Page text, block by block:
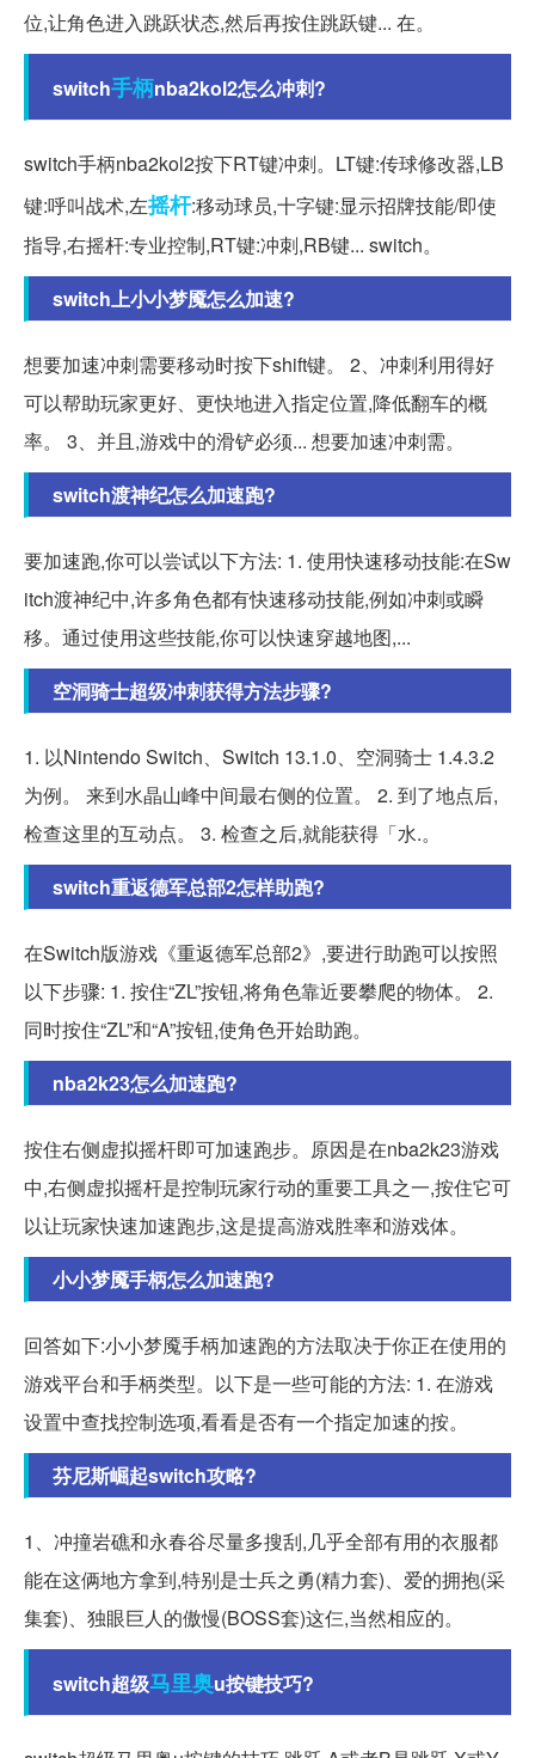
位,让角色进入跳跃状态,然后再按住跳跃键... 在。
switch手柄nba2kol2怎么冲刺?
switch手柄nba2kol2按下RT键冲刺。LT键:传球修改器,LB
键:呼叫战术,左摇杆:移动球员,十字键:显示招牌技能/即使
指导,右摇杆:专业控制,RT键:冲刺,RB键... switch。
switch上小小梦魇怎么加速?
想要加速冲刺需要移动时按下shift键。 2、冲刺利用得好
可以帮助玩家更好、更快地进入指定位置,降低翻车的概
率。 3、并且,游戏中的滑铲必须... 想要加速冲刺需。
switch渡神纪怎么加速跑?
要加速跑,你可以尝试以下方法: 1. 使用快速移动技能:在Sw
itch渡神纪中,许多角色都有快速移动技能,例如冲刺或瞬
移。通过使用这些技能,你可以快速穿越地图,...
空洞骑士超级冲刺获得方法步骤?
1. 以Nintendo Switch、Switch 13.1.0、空洞骑士 1.4.3.2
为例。 来到水晶山峰中间最右侧的位置。 2. 到了地点后,
检查这里的互动点。 3. 检查之后,就能获得「水.。
switch重返德军总部2怎样助跑?
在Switch版游戏《重返德军总部2》,要进行助跑可以按照
以下步骤: 1. 按住“ZL”按钮,将角色靠近要攀爬的物体。 2.
同时按住“ZL”和“A”按钮,使角色开始助跑。
nba2k23怎么加速跑?
按住右侧虚拟摇杆即可加速跑步。原因是在nba2k23游戏
中,右侧虚拟摇杆是控制玩家行动的重要工具之一,按住它可
以让玩家快速加速跑步,这是提高游戏胜率和游戏体。
小小梦魇手柄怎么加速跑?
回答如下:小小梦魇手柄加速跑的方法取决于你正在使用的
游戏平台和手柄类型。以下是一些可能的方法: 1. 在游戏
设置中查找控制选项,看看是否有一个指定加速的按。
芬尼斯崛起switch攻略?
1、冲撞岩礁和永春谷尽量多搜刮,几乎全部有用的衣服都
能在这俩地方拿到,特别是士兵之勇(精力套)、爱的拥抱(采
集套)、独眼巨人的傲慢(BOSS套)这仨,当然相应的。
switch超级马里奥u按键技巧?